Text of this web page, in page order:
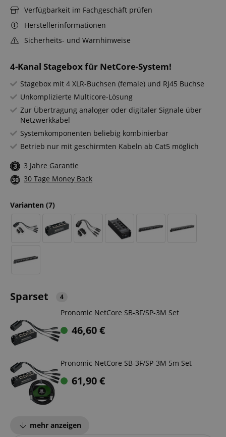
4-Kanal Stagebox für NetCore-System!
Stagebox mit 4 XLR-Buchsen (female) und RJ45 Buchse
Unkomplizierte Multicore-Lösung
Zur Übertragung analoger oder digitaler Signale über
Netzwerkkabel
Systemkomponenten beliebig kombinierbar
Betrieb nur mit geschirmten Kabeln ab Cat5 möglich
3 Jahre Garantie
30 Tage Money Back
Varianten (7)
Verfügbarkeit im Fachgeschäft prüfen
Herstellerinformationen
Sicherheits- und Warnhinweise
Sparset 4
Pronomic NetCore SB-3F/SP-3M Set
46,60€
Pronomic NetCore SB-3F/SP-3M 5m Set
61,90€
mehr anzeigen